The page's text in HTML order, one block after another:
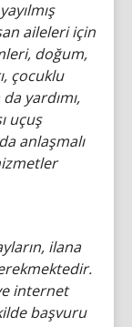
aileleri için
doğum,
çocuklu
yardımı,
uçuş
anlaşmalı
ilana
internet
başvuru